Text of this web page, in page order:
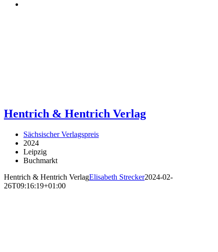
Hentrich & Hentrich Verlag
Sächsischer Verlagspreis
2024
Leipzig
Buchmarkt
Hentrich & Hentrich VerlagElisabeth Strecker2024-02-
26T09:16:19+01:00